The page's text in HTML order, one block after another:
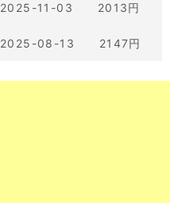
2025-11-03 2013円
2025-08-13 2147円